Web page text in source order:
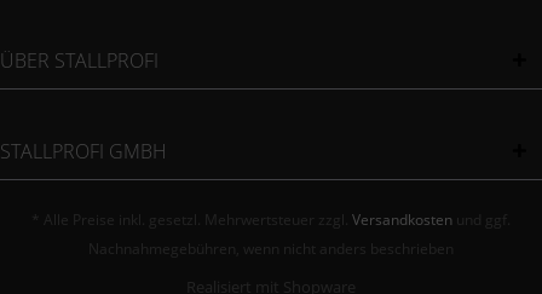
ÜBER STALLPROFI
STALLPROFI GMBH
* Alle Preise inkl. gesetzl. Mehrwertsteuer zzgl. Versandkosten und ggf.
Nachnahmegebühren, wenn nicht anders beschrieben
Realisiert mit Shopware